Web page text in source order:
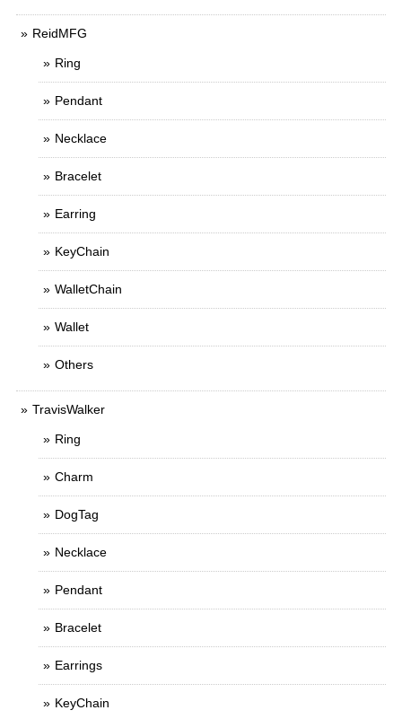
ReidMFG
Ring
Pendant
Necklace
Bracelet
Earring
KeyChain
WalletChain
Wallet
Others
TravisWalker
Ring
Charm
DogTag
Necklace
Pendant
Bracelet
Earrings
KeyChain